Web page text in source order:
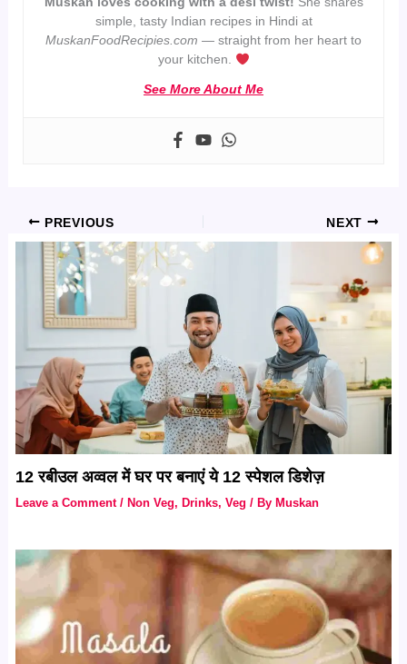
simple, tasty Indian recipes in Hindi at
MuskanFoodRecipies.com — straight from her heart to
your kitchen.
See More About Me
PREVIOUS NEXT
12 रबीउल अव्वल में घर पर बनाएं ये 12 स्पेशल डिशेज़
Leave a Comment / Non Veg, Drinks,Veg / By Muskan